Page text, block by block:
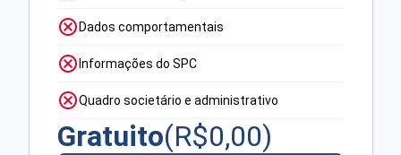
Dados comportamentais
Informações do SPC
Quadro societário e administrativo
Gratuito(R$0,00)